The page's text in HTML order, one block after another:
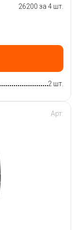
26200 за 4 шт.
2 шт.
Арт: